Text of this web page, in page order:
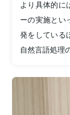
より具体的に
ーの実施とい
発をしている
自然言語処理